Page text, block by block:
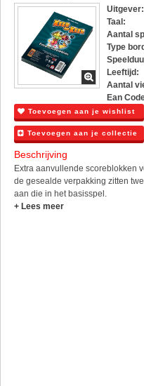
Uitgever:
Taal:
Aantal
Type
Leeftijd:
Aantal
Ean
Toevoegen aan je wishlist
Toevoegen aan je collectie
Beschrijving
Extra aanvullende scoreblokken
de gesealde verpakking zitten
aan die in het basisspel.
+ Lees meer